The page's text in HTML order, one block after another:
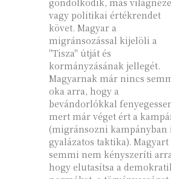
gondolkodik, más
vagy politikai értékrendet
követ. Magyar a
migránsozással kijelöli a
"Tisza" útját és
kormányzásának jellegét.
Magyarnak már nincs
oka arra, hogy a
bevándorlókkal
mert már véget ért a
(migránsozni kampányban
gyalázatos taktika). Magyart
semmi nem kényszeríti
hogy elutasítsa a